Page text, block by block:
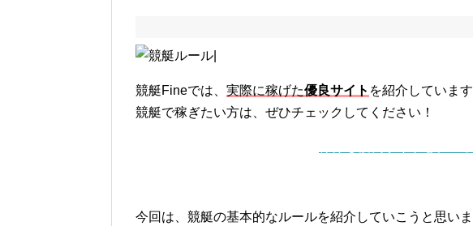
競艇Fineでは、 実際に稼げた優良サイト を紹介しています
競艇で稼ぎたい方は、ぜひチェックしてください！
今回は、競艇の基本的なルールを紹介していこうと思いま